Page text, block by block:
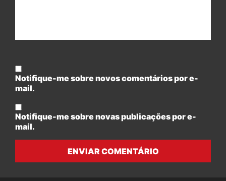
Notifique-me sobre novos comentários por e-
mail.
Notifique-me sobre novas publicações por e-
mail.
ENVIAR COMENTÁRIO